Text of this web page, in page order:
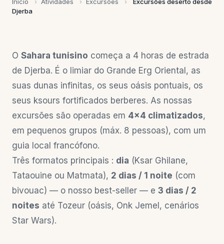
Djerba
O Sahara tunisino começa a 4 horas de estrada
de Djerba. É o limiar do Grande Erg Oriental, as
suas dunas infinitas, os seus oásis pontuais, os
seus ksours fortificados berberes. As nossas
excursões são operadas em 4×4 climatizados,
em pequenos grupos (máx. 8 pessoas), com um
guia local francófono.
Três formatos principais : dia (Ksar Ghilane,
Tataouine ou Matmata), 2 dias / 1 noite (com
bivouac) — o nosso best-seller — e 3 dias / 2
noites até Tozeur (oásis, Onk Jemel, cenários
Star Wars).